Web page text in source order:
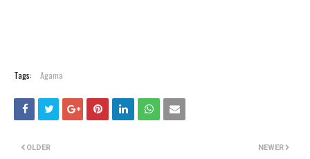
Tags: Agama
NEWER
OLDER